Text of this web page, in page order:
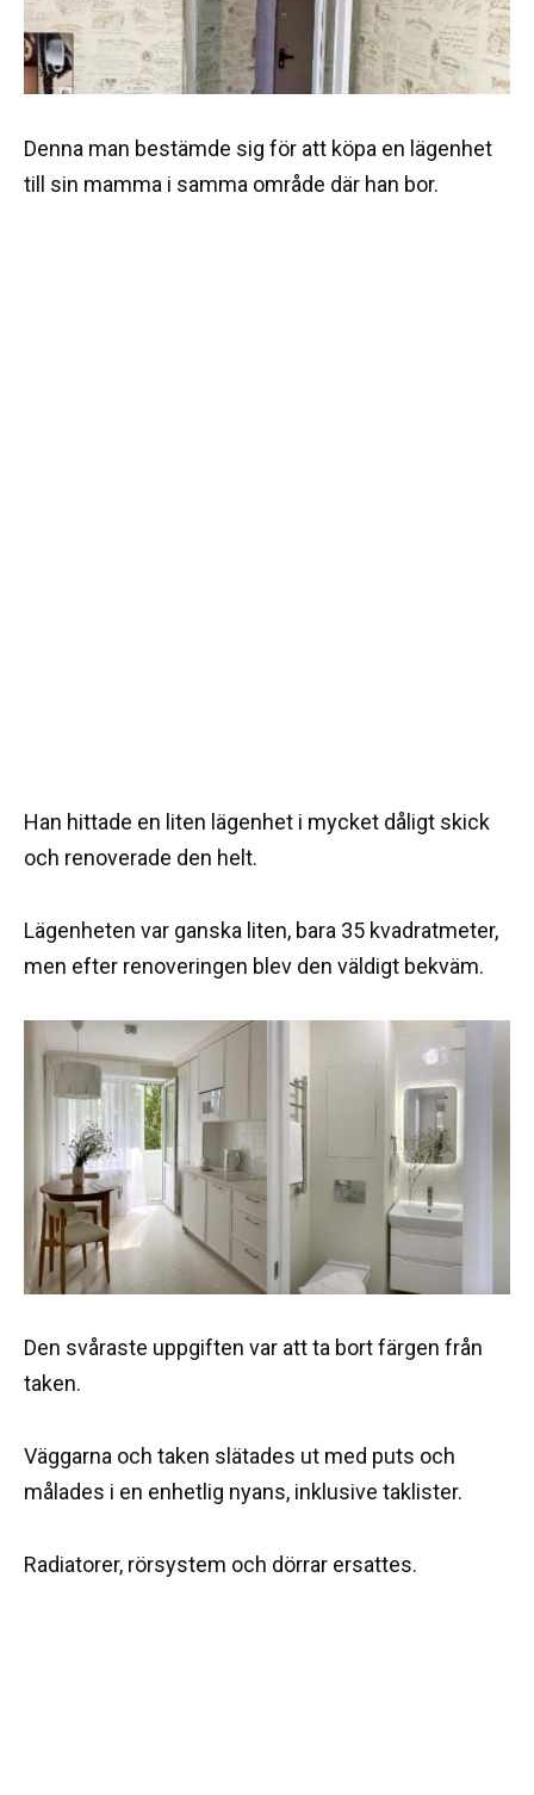
Denna man bestämde sig för att köpa en lägenhet
till sin mamma i samma område där han bor.
Han hittade en liten lägenhet i mycket dåligt skick
och renoverade den helt.
Lägenheten var ganska liten, bara 35 kvadratmeter,
men efter renoveringen blev den väldigt bekväm.
Den svåraste uppgiften var att ta bort färgen från
taken.
Väggarna och taken slätades ut med puts och
målades i en enhetlig nyans, inklusive taklister.
Radiatorer, rörsystem och dörrar ersattes.